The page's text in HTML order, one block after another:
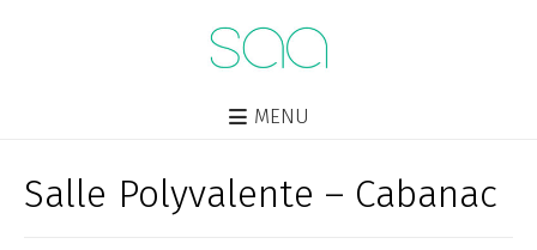
MENU
Salle Polyvalente – Cabanac